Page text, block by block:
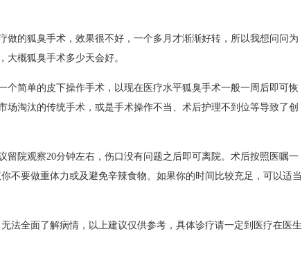
的狐臭手术，效果很不好，一个多月才渐渐好转，所以我想问问为
大概狐臭手术多少天会好。
简单的皮下操作手术，以现在医疗水平狐臭手术一般一周后即可恢
场淘汰的传统手术，或是手术操作不当、术后护理不到位等导致了创
院观察20分钟左右，伤口没有问题之后即可离院。术后按照医嘱一
不要做重体力或及避免辛辣食物。如果你的时间比较充足，可以适当
全面了解病情，以上建议仅供参考，具体诊疗请一定到医疗在医生